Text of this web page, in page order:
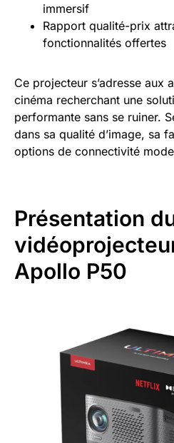
immersif
Rapport qualité-prix
fonctionnalités offertes
Ce projecteur s’adresse aux
cinéma recherchant une
performante sans se ruiner.
dans sa qualité d’image, sa
options de connectivité
Présentation
Apollo P50